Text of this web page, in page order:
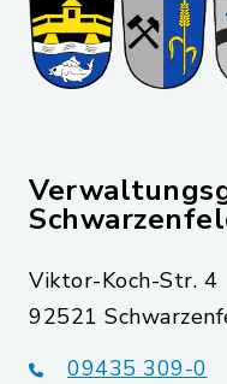
Viktor-Koch-Str. 4
92521
09435 309-0